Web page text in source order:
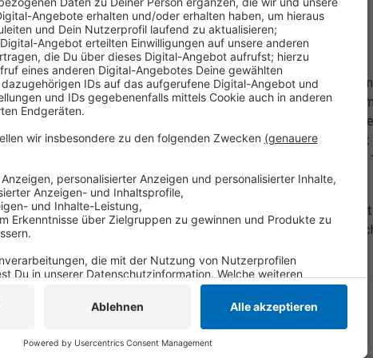
Anzeige
Allein die Zahl der Einpendler hat in Krefeld in den vergangenen
Prozent zugenommen. Der Anstieg der Pendlerzahlen sei vor
sozialversicherungspflichtig Beschäftigten zurückzuführen, heißt
Hälfte der Krefelder, die einem geregelten Job nachgehen,
hinaus. Dafür haben sie im vergangenen Jahr durchschnittlich
zurückgelegt.
Die Auswertung bezieht sich auf deutsche Großstädte und
Arbeitsagentur. Sie zeigt aber nicht an, wie viele Menschen
Anzeige